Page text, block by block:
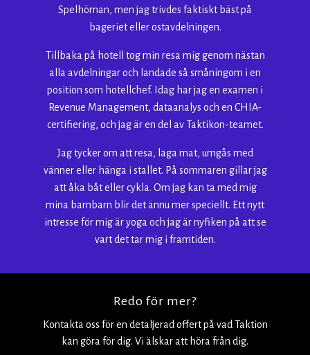
Spelhörnan, men jag trivdes faktiskt bäst på
bageriet eller ostavdelningen.
Tillbaka på hotell tog min resa mig genom nästan
alla avdelningar och landade så småningom i en
position som hotellchef. Idag har jag en examen i
Revenue Management, dataanalys och en CHIA-
certifiering, och jag är en del av Taktikon-teamet.
Jag tycker om att resa, laga mat, umgås med
vänner eller hänga i stallet. På sommaren gillar jag
att åka båt eller cykla. Om jag kan ta med mig
mina barnbarn blir det ännu mer speciellt. Ett nytt
intresse för mig är yoga och jag är nyfiken på att se
vart det tar mig i framtiden.
Redo för mer?
Kontakta oss för en detaljerad offert på vad Taktion
kan göra för dig. Vi älskar att höra från dig.